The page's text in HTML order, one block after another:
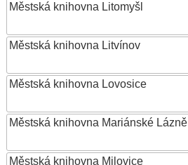
Městská knihovna Litomyšl
Městská knihovna Litvínov
Městská knihovna Lovosice
Městská knihovna Mariánské Lázně
Městská knihovna Milovice